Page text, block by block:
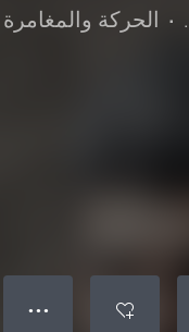
• الحركة والمغامرة
● ● ●